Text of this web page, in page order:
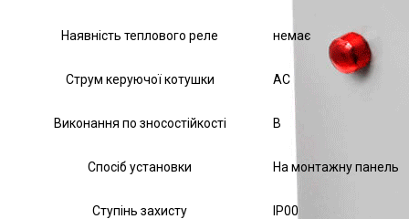
Наявність теплового реле немає
Струм керуючої котушки АС
Виконання по зносостійкості В
Спосіб установки На монтажну панель
Ступінь захисту IP00